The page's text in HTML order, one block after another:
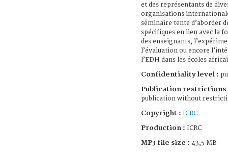
et des représentants de
organisations
séminaire tente d’aborder
spécifiques en lien avec la
des enseignants,
l’évaluation ou encore
l’EDH dans les écoles
Confidentiality level :
Publication restrictions
publication without
Copyright : ICRC
Production : ICRC
MP3 file size : 43,5 MB